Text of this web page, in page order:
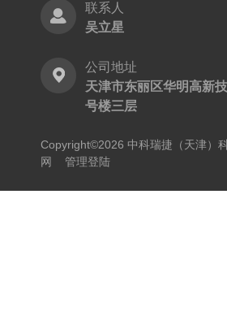
联系人
吴立星
公司地址
天津市东丽区华明高新
号楼三层
Copyright©2026 中科瑞捷（天津）
网
管理登陆